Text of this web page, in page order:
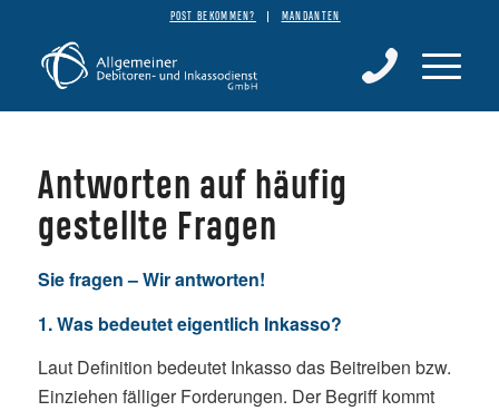
POST BEKOMMEN? MANDANTEN
Antworten auf häufig
gestellte Fragen
Sie fragen – Wir antworten!
1. Was bedeutet eigentlich Inkasso?
Laut Definition bedeutet Inkasso das Beitreiben bzw.
Einziehen fälliger Forderungen. Der Begriff kommt